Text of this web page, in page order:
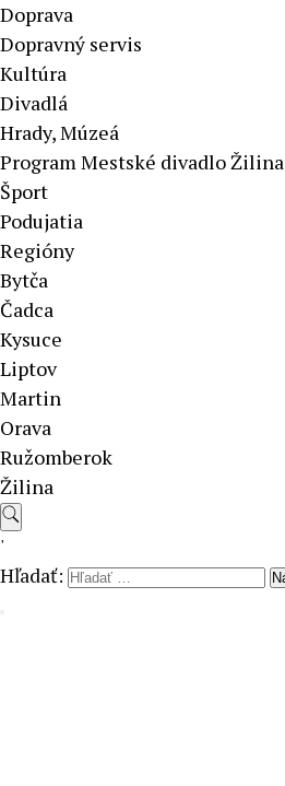
Doprava
Dopravný servis
Kultúra
Divadlá
Hrady, Múzeá
Program Mestské divadlo Žilina
Šport
Podujatia
Regióny
Bytča
Čadca
Kysuce
Liptov
Martin
Orava
Ružomberok
Žilina
'
Hľadať: